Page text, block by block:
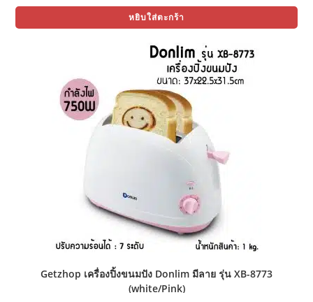
price
was:
฿1,350.00.
price
฿499.00.
หยิบใส่ตะกร้า
Getzhop เครื่องปิ้งขนมปัง Donlim มีลาย รุ่น XB-8773
(white/Pink)